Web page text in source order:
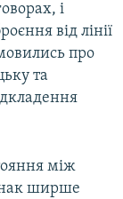
і
від лінії
про
та
між
ширше